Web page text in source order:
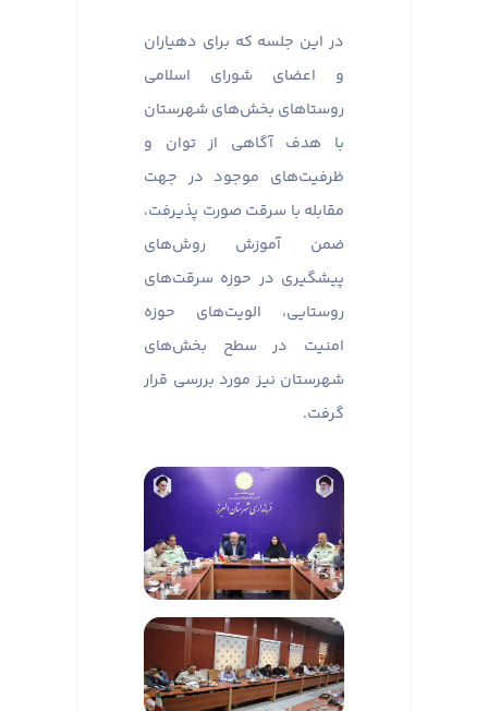
در این جلسه که برای دهیاران
و اعضای شورای اسلامی
روستاهای بخش‌های شهرستان
با هدف آگاهی از توان و
ظرفیت‌های موجود در جهت
مقابله با سرقت صورت پذیرفت،
ضمن آموزش روش‌های
پیشگیری در حوزه سرقت‌های
روستایی، الویت‌های حوزه
امنیت در سطح بخش‌های
شهرستان نیز مورد بررسی قرار
گرفت.